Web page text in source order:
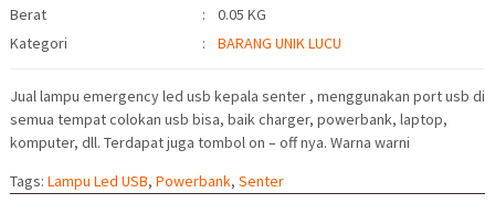
Detail Produk
Berat :
0.05 KG
Kategori
: BARANG UNIK LUCU
Jual lampu emergency led usb kepala senter , menggunakan port usb di
semua tempat colokan usb bisa, baik charger, powerbank, laptop,
komputer, dll. Terdapat juga tombol on – off nya. Warna warni
Tags: Lampu Led USB, Powerbank, Senter